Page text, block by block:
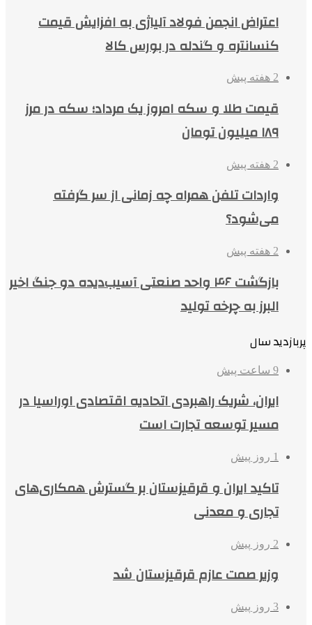
اعتراض انجمن فولاد آلیاژی به افزایش قیمت
کنسانتره و گندله در بورس کالا
2 هفته پیش
قیمت طلا و سکه امروز یک مرداد؛ سکه در مرز
۱۸۹ میلیون تومان
2 هفته پیش
واردات تلفن همراه چه زمانی از سر گرفته
می‌شود؟
2 هفته پیش
بازگشت ۴۶ واحد صنعتی آسیب‌دیده دو جنگ اخیر
البرز به چرخه تولید
پربازدید سال
9 ساعت پیش
ایران، شریک راهبردی اتحادیه اقتصادی اوراسیا در
مسیر توسعه تجارت است
1 روز پیش
تاکید ایران و قرقیزستان بر گسترش همکاری‌های
تجاری و معدنی
2 روز پیش
وزیر صمت عازم قرقیزستان شد
3 روز پیش